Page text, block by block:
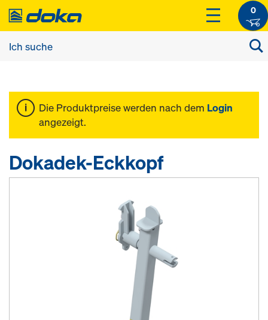
0
Die Produktpreise werden nach dem Login
angezeigt.
Dokadek-Eckkopf